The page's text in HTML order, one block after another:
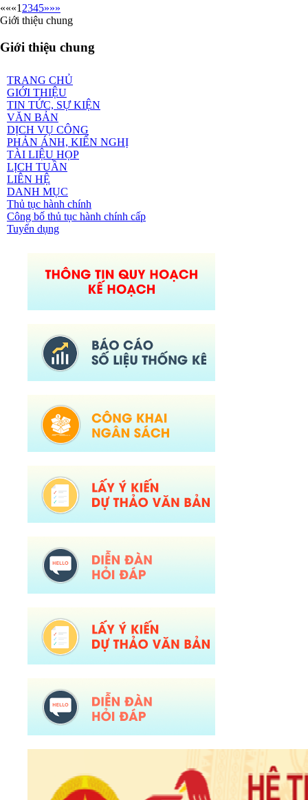
«««1 2345»»»
Giới thiệu chung
Giới thiệu chung
TRANG CHỦ
GIỚI THIỆU
TIN TỨC, SỰ KIỆN
VĂN BẢN
DỊCH VỤ CÔNG
PHẢN ÁNH, KIẾN NGHỊ
TÀI LIỆU HỌP
LỊCH TUẦN
LIÊN HỆ
DANH MỤC
Thủ tục hành chính
Công bố thủ tục hành chính cấp
Tuyển dụng